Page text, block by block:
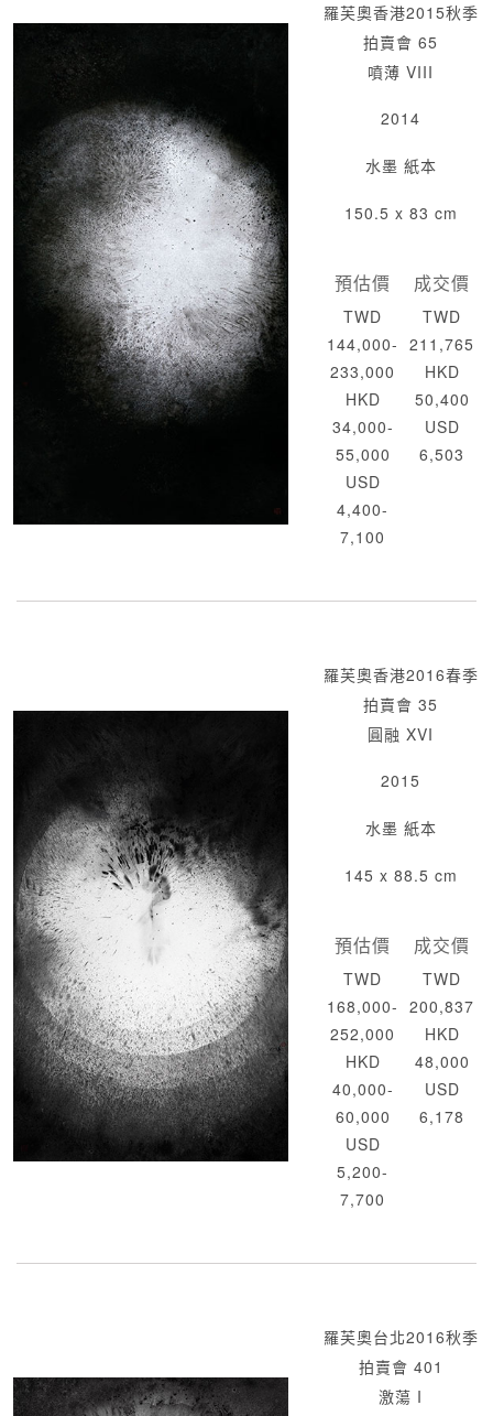
羅芙奧香港2015秋季
拍賣會 65
噴薄 VIII
2014
水墨 紙本
150.5 x 83 cm
預估價
TWD
144,000-
233,000
HKD
34,000-
55,000
USD
4,400-
7,100
成交價
TWD
211,765
HKD
50,400
USD
6,503
羅芙奧香港2016春季
拍賣會 35
圓融 XVI
2015
水墨 紙本
145 x 88.5 cm
預估價
TWD
168,000-
252,000
HKD
40,000-
60,000
USD
5,200-
7,700
成交價
TWD
200,837
HKD
48,000
USD
6,178
羅芙奧台北2016秋季
拍賣會 401
激蕩 I